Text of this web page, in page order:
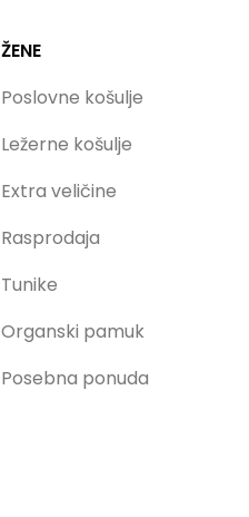
ŽENE
Poslovne košulje
Ležerne košulje
Extra veličine
Rasprodaja
Tunike
Organski pamuk
Posebna ponuda